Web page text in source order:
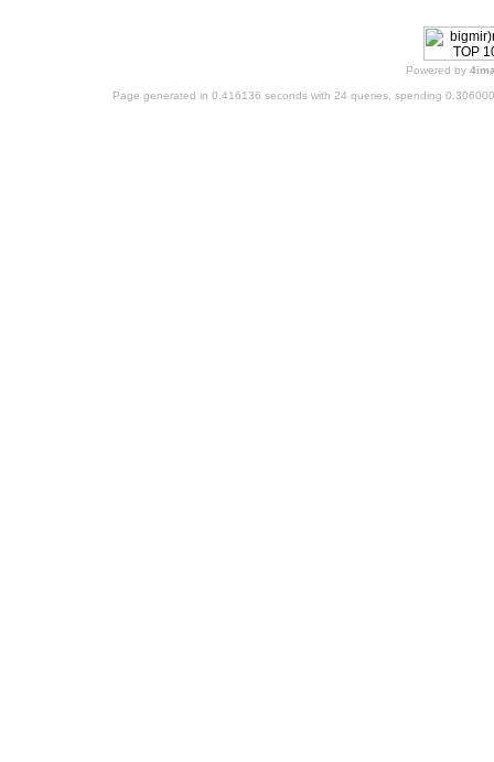
Powered by
Page generated in 0.416136 seconds with 24 queries, spending